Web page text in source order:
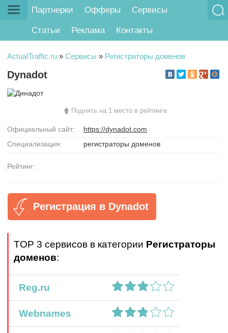
Партнерки Офферы Сервисы
Статьи Реклама Контакты
ActualTraffic.ru » Сервисы » Регистраторы доменов
Dynadot
Поднять на 1 место в рейтинге
Официальный сайт:
https://dynadot.com
Специализация:
регистраторы доменов
Рейтинг:
Регистрация в Dynadot
TOP 3 сервисов в категории Регистраторы
доменов:
Reg.ru
Webnames